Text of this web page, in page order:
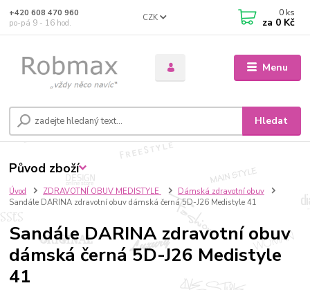
Menu
CZK
Hledat
+420 608 470 960
po-pá 9 - 16 hod.
0 ks
za 0 Kč
Úvod ZDRAVOTNÍ OBUV MEDISTYLE
Dámská zdravotní obuv
Sandále DARINA zdravotní obuv dámská černá 5D-J26 Medistyle 41
Sandále DARINA zdravotní obuv
dámská černá 5D-J26 Medistyle
41
Původ zboží